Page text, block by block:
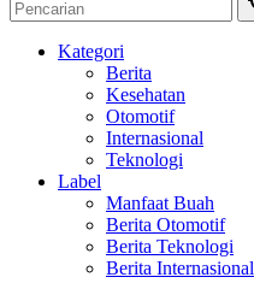
Kategori
Berita
Kesehatan
Otomotif
Internasional
Teknologi
Label
Manfaat Buah
Berita Otomotif
Berita Teknologi
Berita Internasional